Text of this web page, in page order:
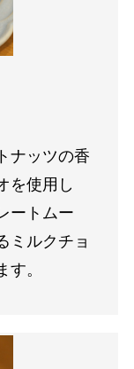
ナッツの香
を使用し
ートムー
ミルクチョ
。